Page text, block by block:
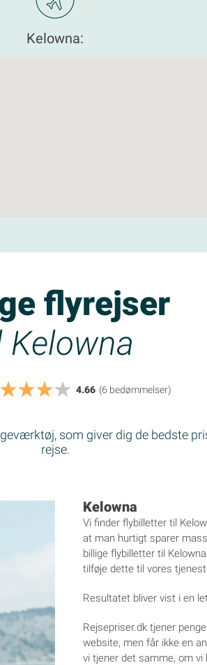
Kelowna:
flyrejser
Kelowna
4.66 (6 bedømmelser)
som giver dig de bedste
rejse.
Kelowna
Vi finder flybilletter til
at man hurtigt sparer
billige flybilletter til
tilføje dette til vores
Resultatet bliver vist i en
Rejsepriser.dk tjener
website, men får ikke en
vi tjener det samme, om vi